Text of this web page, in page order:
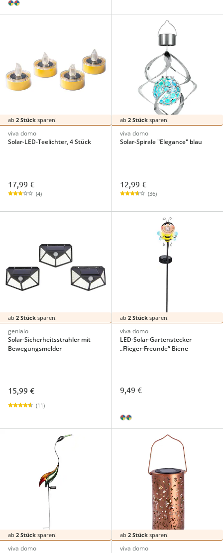
ab 2 Stück sparen!
viva domo
Solar-LED-Teelichter, 4 Stück
17,99 €
(4)
ab 2 Stücksparen!
viva domo
Solar-Spirale "Elegance" blau
12,99 €
(36)
ab 2 Stück sparen!
genialo
Solar-Sicherheitsstrahler mit
Bewegungsmelder
15,99 €
(11)
ab 2 Stücksparen!
viva domo
LED-Solar-Gartenstecker
„Flieger-Freunde“ Biene
9,49 €
ab 2 Stück sparen!
viva domo
ab 2 Stücksparen!
viva domo